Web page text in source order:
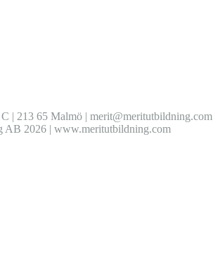
| 213 65 Malmö | merit@meritutbildning.com
2026 | www.meritutbildning.com